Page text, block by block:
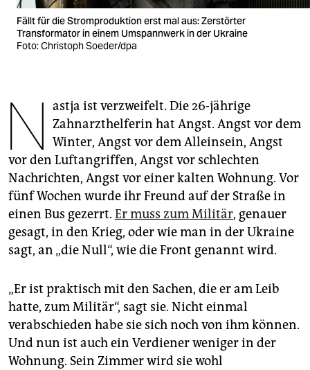
abo
genossenschaft
Fällt für die Stromproduktion erst mal aus: Zerstörter
Transformator in einem Umspannwerk in der Ukraine
Foto: Christoph Soeder/dpa
N astja ist verzweifelt. Die 26-jährige
Zahnarzthelferin hat Angst. Angst vor dem
Winter, Angst vor dem Alleinsein, Angst
vor den Luftangriffen, Angst vor schlechten
Nachrichten, Angst vor einer kalten Wohnung. Vor
fünf Wochen wurde ihr Freund auf der Straße in
einen Bus gezerrt. Er muss zum Militär, genauer
gesagt, in den Krieg, oder wie man in der Ukraine
sagt, an „die Null“, wie die Front genannt wird.
„Er ist praktisch mit den Sachen, die er am Leib
hatte, zum Militär“, sagt sie. Nicht einmal
verabschieden habe sie sich noch von ihm können.
Und nun ist auch ein Verdiener weniger in der
Wohnung. Sein Zimmer wird sie wohl